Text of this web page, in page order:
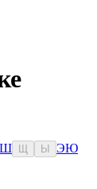
Ш Ы ЭЮ